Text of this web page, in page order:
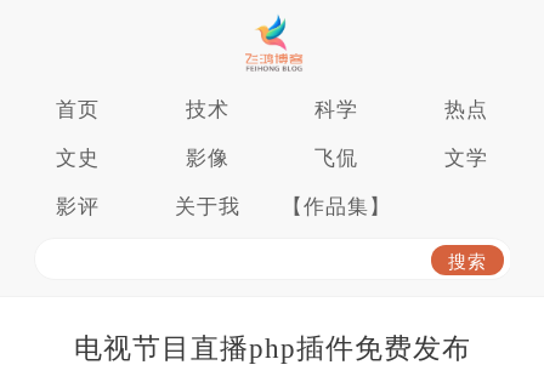
首页 技术 科学 热点
文史 影像 飞侃 文学
影评 关于我 【作品集】
电视节目直播php插件免费发布